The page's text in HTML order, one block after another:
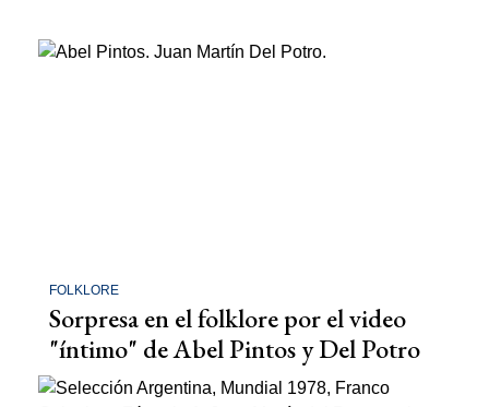
FOLKLORE
Sorpresa en el folklore por el video
"íntimo" de Abel Pintos y Del Potro